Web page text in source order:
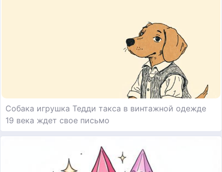
Собака игрушка Тедди такса в винтажной одежде
19 века ждет свое письмо